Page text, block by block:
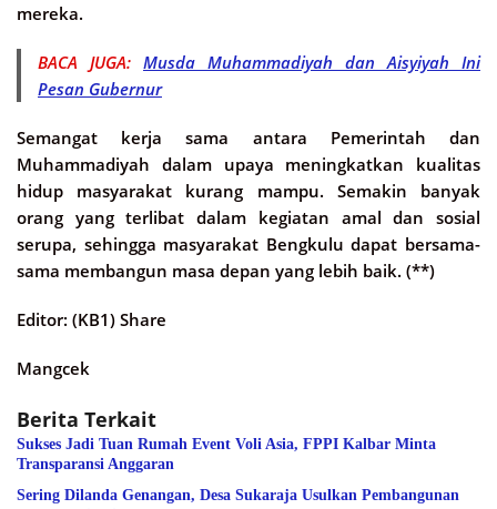
mereka.
BACA JUGA: Musda Muhammadiyah dan Aisyiyah Ini
Pesan Gubernur
Semangat kerja sama antara Pemerintah dan
Muhammadiyah dalam upaya meningkatkan kualitas
hidup masyarakat kurang mampu. Semakin banyak
orang yang terlibat dalam kegiatan amal dan sosial
serupa, sehingga masyarakat Bengkulu dapat bersama-
sama membangun masa depan yang lebih baik. (**)
Editor: (KB1) Share
Mangcek
Berita Terkait
Sukses Jadi Tuan Rumah Event Voli Asia, FPPI Kalbar Minta
Transparansi Anggaran
Sering Dilanda Genangan, Desa Sukaraja Usulkan Pembangunan